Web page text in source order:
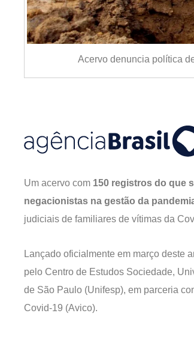
Acervo denuncia política
Um acervo com 150 registros do que
negacionistas na gestão da
judiciais de familiares de vítimas da
Lançado oficialmente em março deste
pelo Centro de Estudos Sociedade,
de São Paulo (Unifesp), em parceria
Covid-19 (Avico).